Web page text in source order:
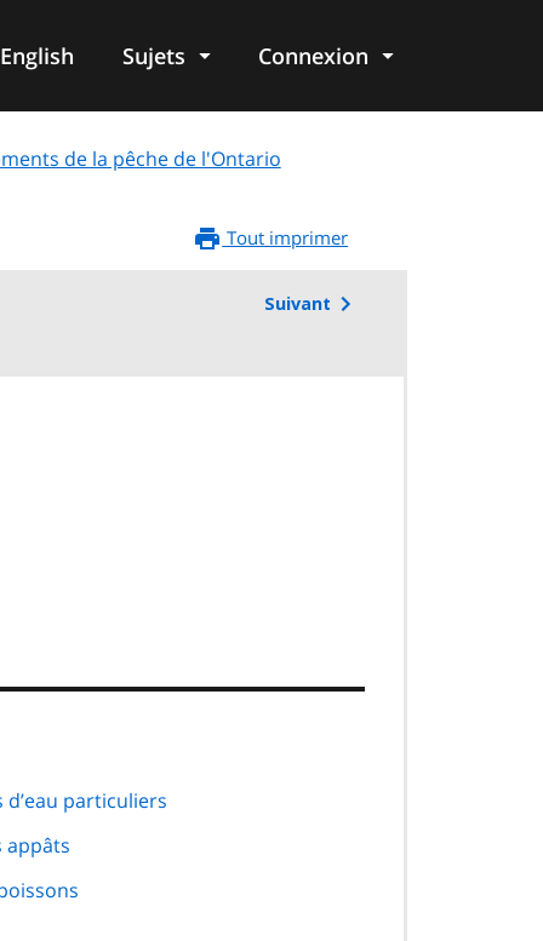
English Sujets Connexion
de la pêche de l'Ontario
Tout imprimer
Suivant
particuliers
appâts